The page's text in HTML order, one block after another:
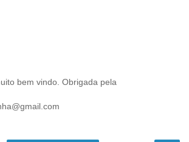
bem vindo. Obrigada pela